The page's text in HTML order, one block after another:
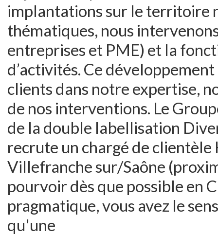
implantations sur le territoire
thématiques, nous
entreprises et PME) et la
d’activités. Ce
clients dans notre expertise,
de nos interventions. Le
de la double labellisation
recrute un chargé de clientèle
Villefranche sur/Saône
pourvoir dès que possible en
pragmatique, vous avez le
qu'une